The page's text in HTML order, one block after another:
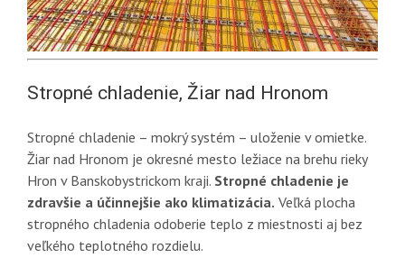
Stropné chladenie, Žiar nad Hronom
Stropné chladenie – mokrý systém – uloženie v omietke.
Žiar nad Hronom je okresné mesto ležiace na brehu rieky
Hron v Banskobystrickom kraji. Stropné chladenie je
zdravšie a účinnejšie ako klimatizácia. Veľká plocha
stropného chladenia odoberie teplo z miestnosti aj bez
veľkého teplotného rozdielu.